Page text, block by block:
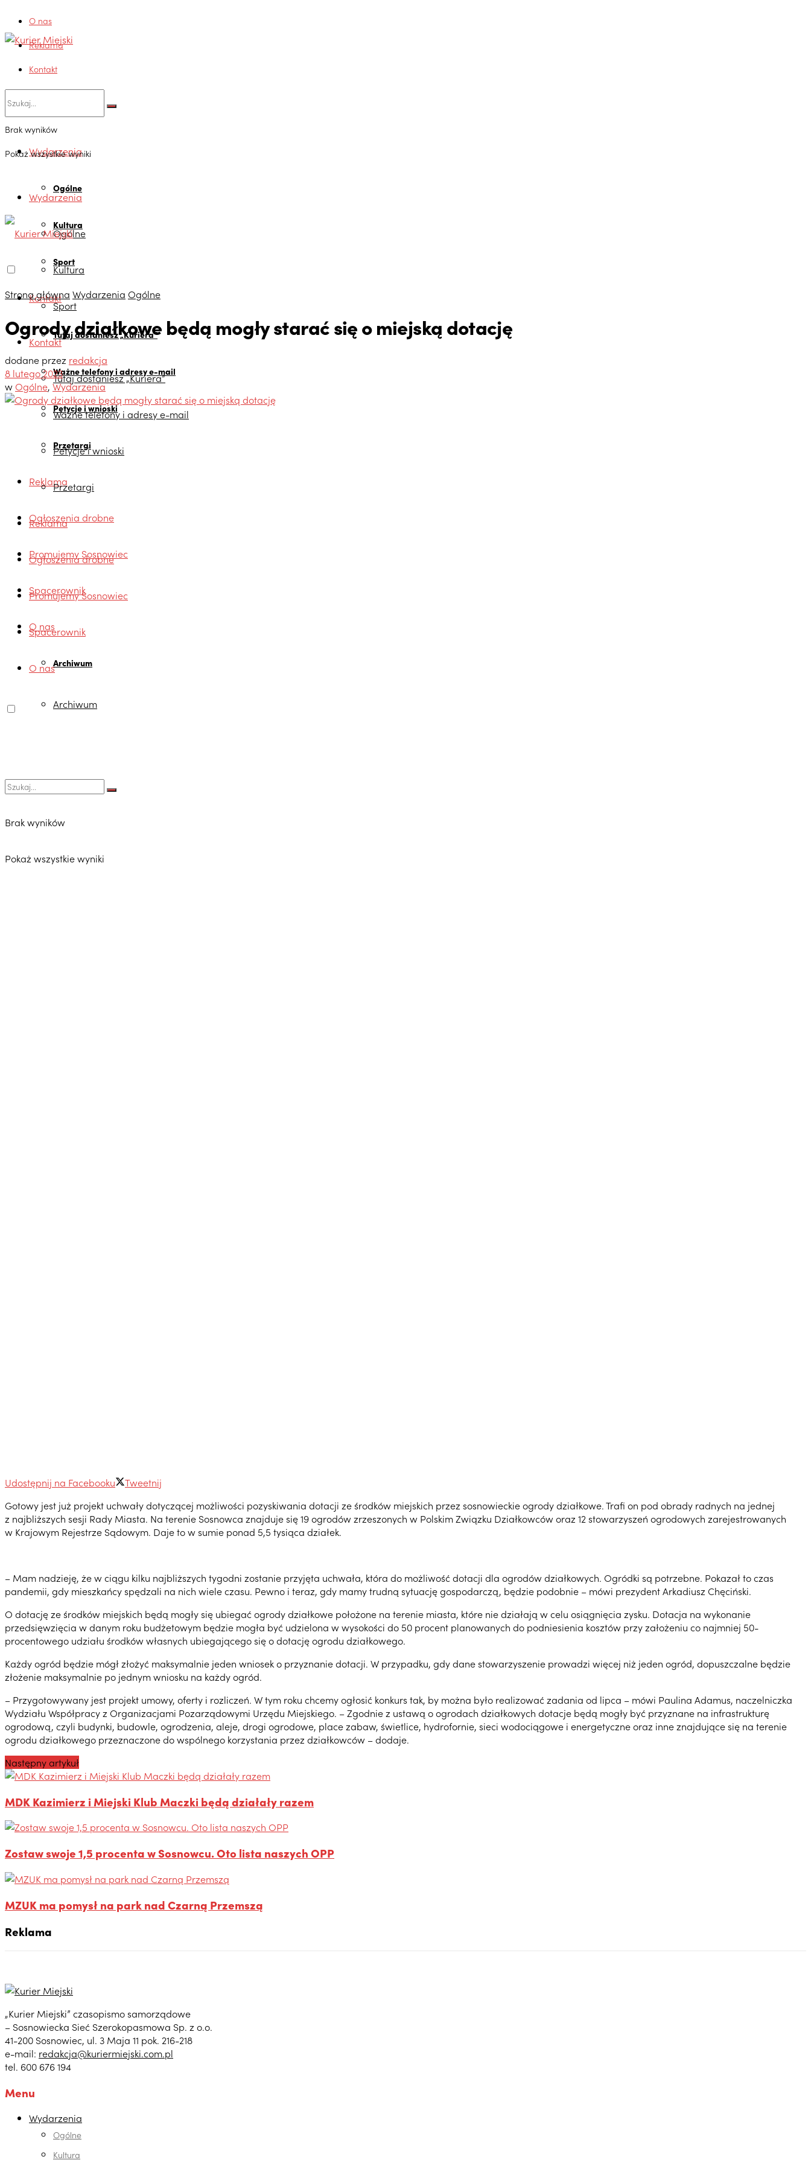
O nas
Reklama
Kontakt
Brak wyników
Pokaż wszystkie wyniki
Wydarzenia
Ogólne
Kultura
Sport
Kontakt
Tutaj dostaniesz „Kuriera”
Ważne telefony i adresy e-mail
Petycje i wnioski
Przetargi
Reklama
Ogłoszenia drobne
Promujemy Sosnowiec
Spacerownik
O nas
Archiwum
Wydarzenia
Ogólne
Kultura
Sport
Kontakt
Tutaj dostaniesz „Kuriera”
Ważne telefony i adresy e-mail
Petycje i wnioski
Przetargi
Reklama
Ogłoszenia drobne
Promujemy Sosnowiec
Spacerownik
O nas
Archiwum
Brak wyników
Pokaż wszystkie wyniki
Strona główna Wydarzenia Ogólne
Ogrody działkowe będą mogły starać się o miejską dotację
dodane przez redakcja
8 lutego 2023
wOgólne, Wydarzenia
Udostępnij na Facebooku
Tweetnij
Gotowy jest już projekt uchwały dotyczącej możliwości pozyskiwania dotacji ze środków miejskich przez sosnowieckie ogrody działkowe. Trafi on pod obrady radnych na jednej
z najbliższych sesji Rady Miasta. Na terenie Sosnowca znajduje się 19 ogrodów zrzeszonych w Polskim Związku Działkowców oraz 12 stowarzyszeń ogrodowych zarejestrowanych
w Krajowym Rejestrze Sądowym. Daje to w sumie ponad 5,5 tysiąca działek.
– Mam nadzieję, że w ciągu kilku najbliższych tygodni zostanie przyjęta uchwała, która do możliwość dotacji dla ogrodów działkowych. Ogródki są potrzebne. Pokazał to czas
pandemii, gdy mieszkańcy spędzali na nich wiele czasu. Pewno i teraz, gdy mamy trudną sytuację gospodarczą, będzie podobnie – mówi prezydent Arkadiusz Chęciński.
O dotację ze środków miejskich będą mogły się ubiegać ogrody działkowe położone na terenie miasta, które nie działają w celu osiągnięcia zysku. Dotacja na wykonanie
przedsięwzięcia w danym roku budżetowym będzie mogła być udzielona w wysokości do 50 procent planowanych do podniesienia kosztów przy założeniu co najmniej 50-
procentowego udziału środków własnych ubiegającego się o dotację ogrodu działkowego.
Każdy ogród będzie mógł złożyć maksymalnie jeden wniosek o przyznanie dotacji. W przypadku, gdy dane stowarzyszenie prowadzi więcej niż jeden ogród, dopuszczalne będzie
złożenie maksymalnie po jednym wniosku na każdy ogród.
– Przygotowywany jest projekt umowy, oferty i rozliczeń. W tym roku chcemy ogłosić konkurs tak, by można było realizować zadania od lipca – mówi Paulina Adamus, naczelniczka
Wydziału Współpracy z Organizacjami Pozarządowymi Urzędu Miejskiego. – Zgodnie z ustawą o ogrodach działkowych dotacje będą mogły być przyznane na infrastrukturę
ogrodową, czyli budynki, budowle, ogrodzenia, aleje, drogi ogrodowe, place zabaw, świetlice, hydrofornie, sieci wodociągowe i energetyczne oraz inne znajdujące się na terenie
ogrodu działkowego przeznaczone do wspólnego korzystania przez działkowców – dodaje.
Następny artykuł
MDK Kazimierz i Miejski Klub Maczki będą działały razem
Zostaw swoje 1,5 procenta w Sosnowcu. Oto lista naszych OPP
MZUK ma pomysł na park nad Czarną Przemszą
Reklama
„Kurier Miejski” czasopismo samorządowe
– Sosnowiecka Sieć Szerokopasmowa Sp. z o.o.
41-200 Sosnowiec, ul. 3 Maja 11 pok. 216-218
e-mail: redakcja@kuriermiejski.com.pl
tel. 600 676 194
Menu
Wydarzenia
Ogólne
Kultura